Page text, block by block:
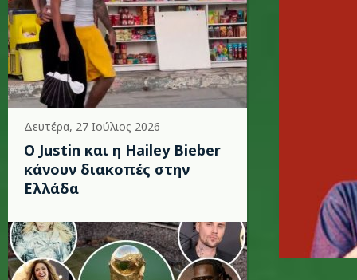
Δευτέρα, 27 Ιούλιος 2026
Ο Justin και η Hailey Bieber
κάνουν διακοπές στην
Ελλάδα